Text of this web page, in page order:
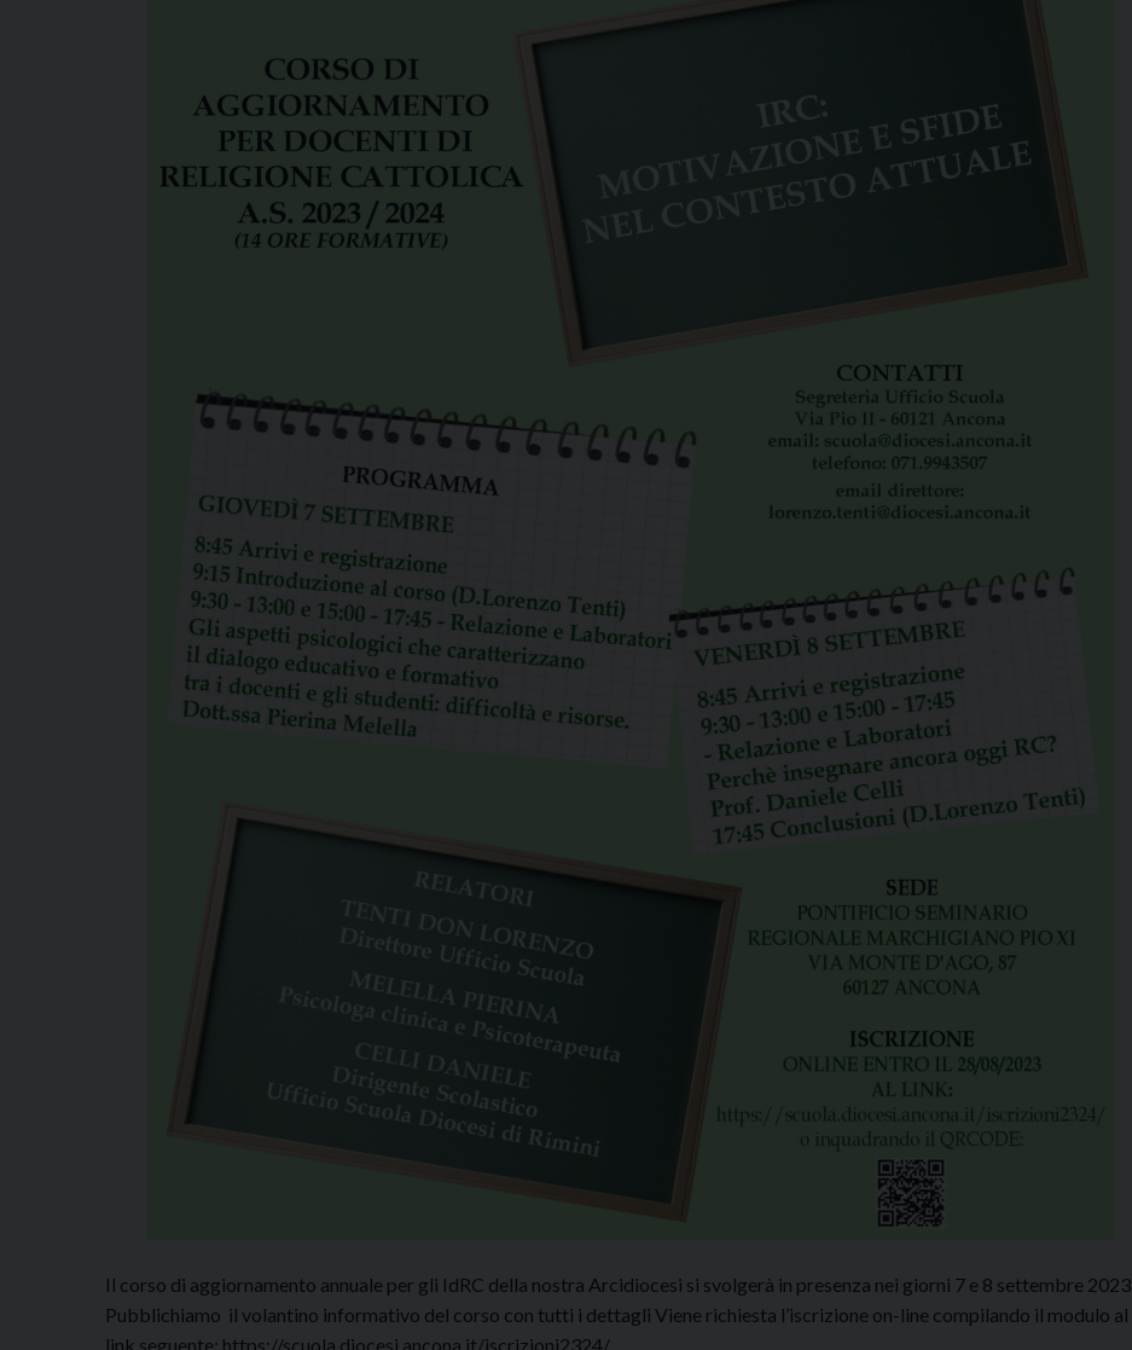
Il corso di aggiornamento annuale per gli IdRC della nostra Arcidiocesi si svolgerà in presenza nei giorni 7 e 8 settembre 2023.
Pubblichiamo il volantino informativo del corso con tutti i dettagli Viene richiesta l’iscrizione on-line compilando il modulo al
link seguente: https://scuola.diocesi.ancona.it/iscrizioni2324/